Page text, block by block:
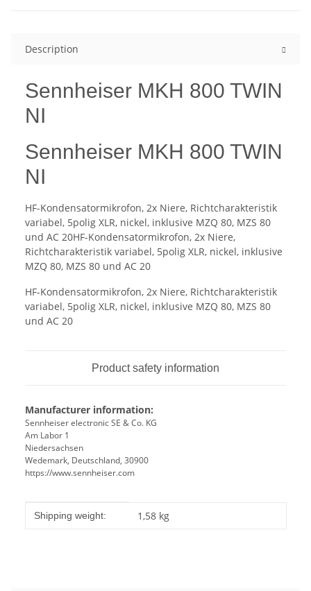
Description
Sennheiser MKH 800 TWIN
NI
Sennheiser MKH 800 TWIN
NI
HF-Kondensatormikrofon, 2x Niere, Richtcharakteristik
variabel, 5polig XLR, nickel, inklusive MZQ 80, MZS 80
und AC 20HF-Kondensatormikrofon, 2x Niere,
Richtcharakteristik variabel, 5polig XLR, nickel, inklusive
MZQ 80, MZS 80 und AC 20
HF-Kondensatormikrofon, 2x Niere, Richtcharakteristik
variabel, 5polig XLR, nickel, inklusive MZQ 80, MZS 80
und AC 20
Product safety information
Manufacturer information:
Sennheiser electronic SE & Co. KG
Am Labor 1
Niedersachsen
Wedemark, Deutschland, 30900
https://www.sennheiser.com
Item information
Value
Shipping weight: 1,58 kg